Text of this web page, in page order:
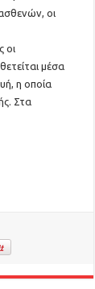
οι
οι
μέσα
η οποία
Στα